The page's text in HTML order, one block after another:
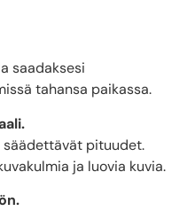
saadaksesi
tahansa paikassa.
säädettävät pituudet.
ja luovia kuvia.